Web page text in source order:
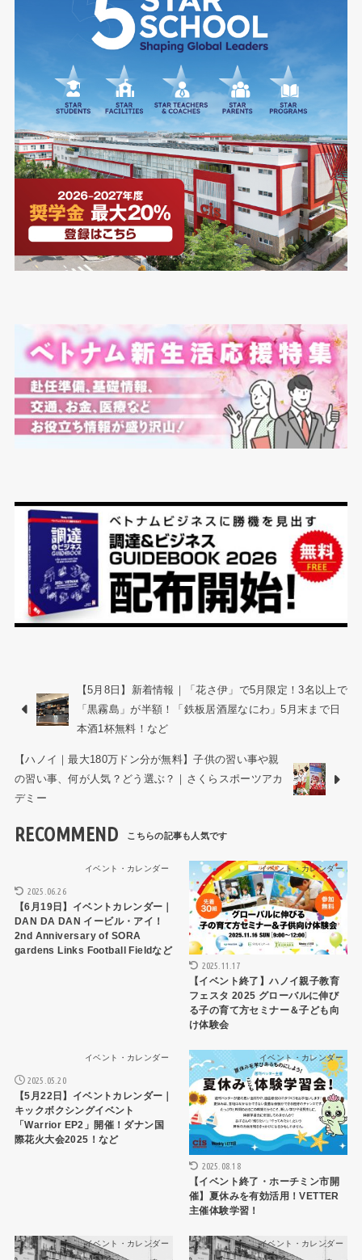
【5月8日】新着情報｜「花さ伊」で5月限定！3名以上で
「黒霧島」が半額！「鉄板居酒屋なにわ」5月末まで日
本酒1杯無料！など
【ハノイ｜最大180万ドン分が無料】子供の習い事や親
の習い事、何が人気？どう選ぶ？｜さくらスポーツアカ
デミー
RECOMMEND
イベント・カレンダー
2025.06.26
【6月19日】イベントカレンダー｜
DAN DA DAN イービル・アイ！
2nd Anniversary of SORA
gardens Links Football Fieldなど
イベント・カレンダー
2025.11.17
【イベント終了】ハノイ親子教育
フェスタ 2025 グローバルに伸び
る子の育て方セミナー＆子ども向
け体験会
イベント・カレンダー
2025.05.20
【5月22日】イベントカレンダー｜
キックボクシングイベント
「Warrior EP2」開催！ダナン国
際花火大会2025！など
イベント・カレンダー
2025.08.18
【イベント終了・ホーチミン市開
催】夏休みを有効活用！VETTER
主催体験学習！
イベント・カレンダー イベント・カレンダー